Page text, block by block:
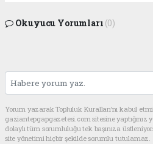
Okuyucu Yorumları (0)
Yorum yazarak Topluluk Kuralları’nı kabul
gaziantepgapgazetesi.com sitesine
dolaylı tüm sorumluluğu tek başınıza
site yönetimi hiçbir şekilde sorumlu tutulamaz.